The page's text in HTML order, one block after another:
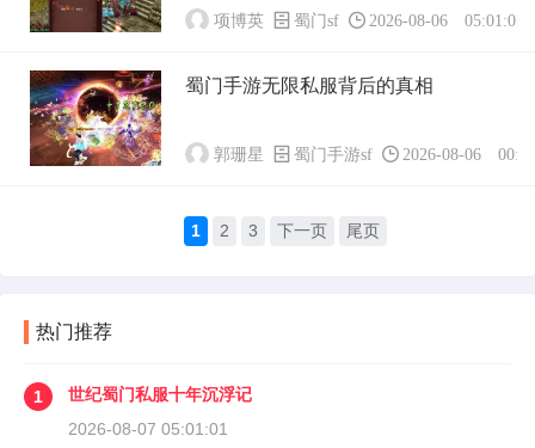
项博英 蜀门sf 2026-08-06 05:01:01
蜀门手游无限私服背后的真相
郭珊星 蜀门手游sf 2026-08-06
1 2 3 下一页 尾页
热门推荐
1
世纪蜀门私服十年沉浮记
2026-08-07 05:01:01